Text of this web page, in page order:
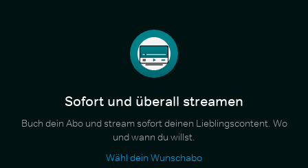
Sofort und überall streamen
Buch dein Abo und stream sofort deinen Lieblingscontent. Wo
und wann du willst.
Wähl dein Wunschabo